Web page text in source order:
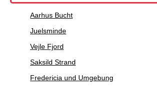
Aarhus Bucht
Juelsminde
Vejle Fjord
Saksild Strand
Fredericia und Umgebung